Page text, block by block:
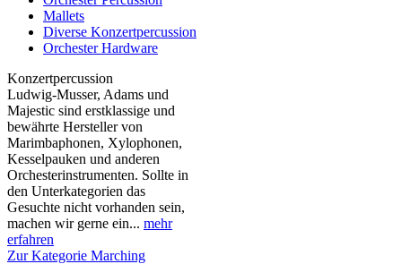
Mallets
Diverse Konzertpercussion
Orchester Hardware
Konzertpercussion
Ludwig-Musser, Adams und
Majestic sind erstklassige und
bewährte Hersteller von
Marimbaphonen, Xylophonen,
Kesselpauken und anderen
Orchesterinstrumenten. Sollte in
den Unterkategorien das
Gesuchte nicht vorhanden sein,
machen wir gerne ein... mehr
erfahren
Zur Kategorie Marching